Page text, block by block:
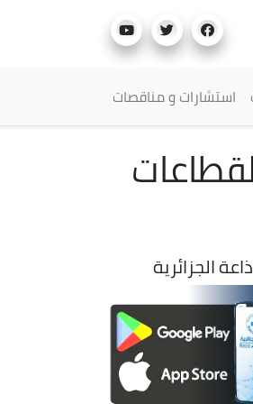
استشارات و مناقصات
الجزائرية